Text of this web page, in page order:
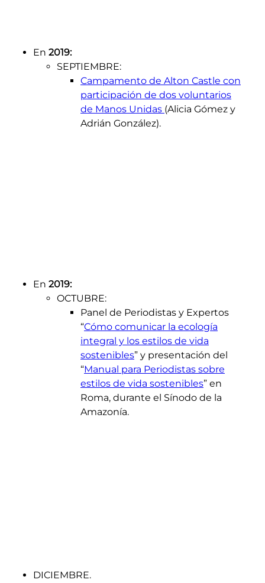
En 2019:
SEPTIEMBRE:
Campamento de Alton Castle con
participación de dos voluntarios
de Manos Unidas (Alicia Gómez y
Adrián González).
En 2019:
OCTUBRE:
Panel de Periodistas y Expertos
“Cómo comunicar la ecología
integral y los estilos de vida
sostenibles” y presentación del
“Manual para Periodistas sobre
estilos de vida sostenibles” en
Roma, durante el Sínodo de la
Amazonía.
DICIEMBRE.